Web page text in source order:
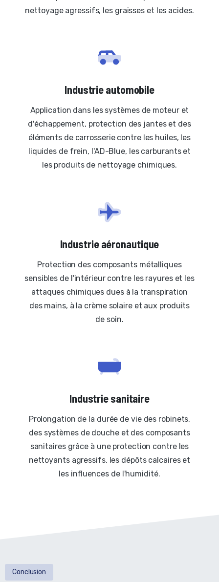
nettoyage agressifs, les graisses et les acides.
Industrie automobile
Application dans les systèmes de moteur et
d'échappement, protection des jantes et des
éléments de carrosserie contre les huiles, les
liquides de frein, l'AD-Blue, les carburants et
les produits de nettoyage chimiques.
Industrie aéronautique
Protection des composants métalliques
sensibles de l'intérieur contre les rayures et les
attaques chimiques dues à la transpiration
des mains, à la crème solaire et aux produits
de soin.
Industrie sanitaire
Prolongation de la durée de vie des robinets,
des systèmes de douche et des composants
sanitaires grâce à une protection contre les
nettoyants agressifs, les dépôts calcaires et
les influences de l'humidité.
Conclusion